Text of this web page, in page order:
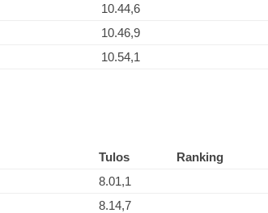
10.44,6
10.46,9
10.54,1
Tulos Ranking
8.01,1
8.14,7